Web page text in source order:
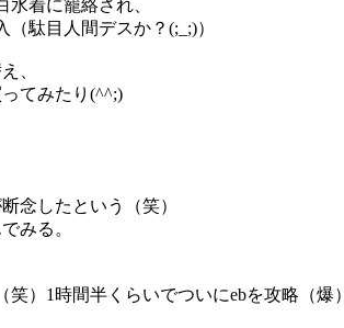
水着に籠絡され、
駄目人間デスか？(;_;)）
、
てみたり(^^;)
念したという（笑）
みる。
笑）1時間半くらいでついにebを攻略（爆）